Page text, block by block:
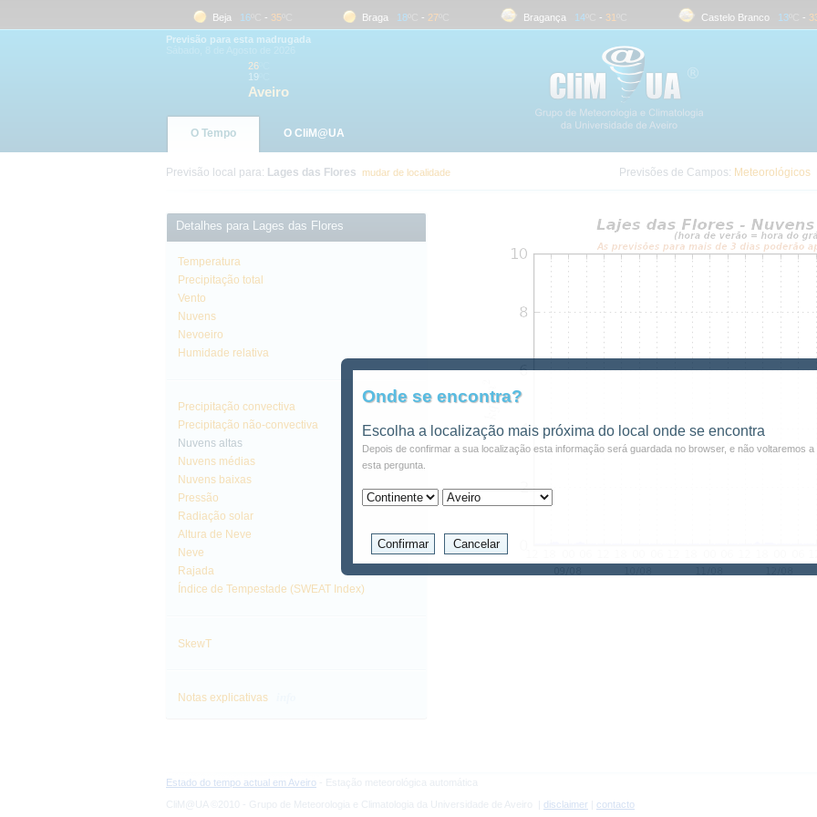
Beja 16 ºC 35 ºC Braga 18 ºC 27 ºC Bragança 14 ºC 31 ºC Castelo Branco 13 ºC 33
Previsão para esta madrugada
26
19
Aveiro
O Tempo O CliM@UA
Previsão local para: Lages das Flores mudar de localidade Previsões de Campos: Meteorológicos
Detalhes para Lages das Flores
Temperatura
Precipitação total
Vento
Nuvens
Nevoeiro
Humidade relativa
Precipitação convectiva
Precipitação não-convectiva
Nuvens altas
Nuvens médias
Nuvens baixas
Pressão
Radiação solar
Altura de Neve
Neve
Rajada
Índice de Tempestade (SWEAT Index)
SkewT
Notas explicativas
Estado do tempo actual em Aveiro - Estação meteorológica automática
CliM@UA ©2010 - Grupo de Meteorologia e Climatologia da Universidade de Aveiro | disclaimer contacto
Onde se encontra?
Escolha a localização mais próxima do local onde se encontra
Depois de confirmar a sua localização esta informação será guardada no browser, e não voltaremos a
esta pergunta.